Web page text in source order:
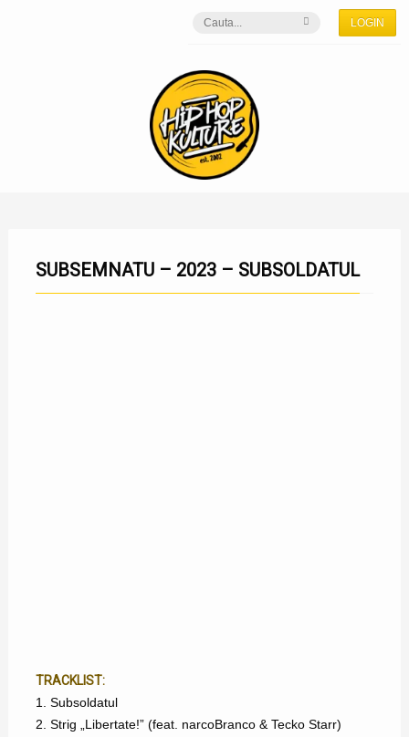
LOGIN
SUBSEMNATU – 2023 – SUBSOLDATUL
TRACKLIST:
1. Subsoldatul
2. Strig „Libertate!” (feat. narcoBranco & Tecko Starr)